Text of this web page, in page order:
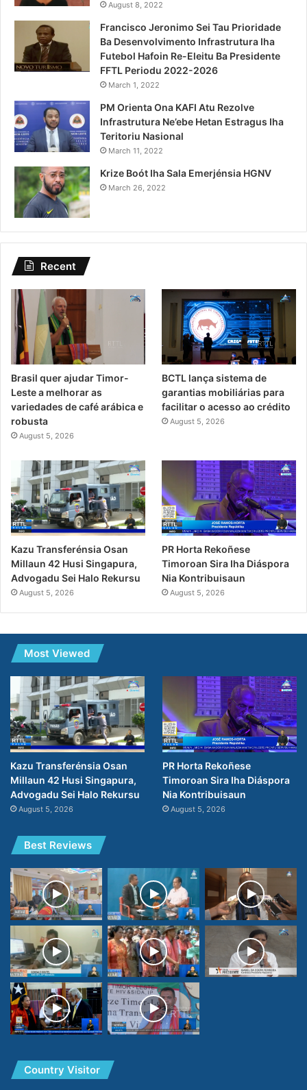
August 8, 2022
Francisco Jeronimo Sei Tau Prioridade
Ba Desenvolvimento Infrastrutura Iha
Futebol Hafoin Re-Eleitu Ba Presidente
FFTL Periodu 2022-2026
March 1, 2022
PM Orienta Ona KAFI Atu Rezolve
Infrastrutura Ne’ebe Hetan Estragus Iha
Teritoriu Nasional
March 11, 2022
Krize Boót Iha Sala Emerjénsia HGNV
March 26, 2022
Recent
Brasil quer ajudar Timor-
Leste a melhorar as
variedades de café arábica e
robusta
August 5, 2026
BCTL lança sistema de
garantias mobiliárias para
facilitar o acesso ao crédito
August 5, 2026
Kazu Transferénsia Osan
Millaun 42 Husi Singapura,
Advogadu Sei Halo Rekursu
August 5, 2026
PR Horta Rekoñese
Timoroan Sira Iha Diáspora
Nia Kontribuisaun
August 5, 2026
Most Viewed
Kazu Transferénsia Osan
Millaun 42 Husi Singapura,
Advogadu Sei Halo Rekursu
August 5, 2026
PR Horta Rekoñese
Timoroan Sira Iha Diáspora
Nia Kontribuisaun
August 5, 2026
Best Reviews
Country Visitor